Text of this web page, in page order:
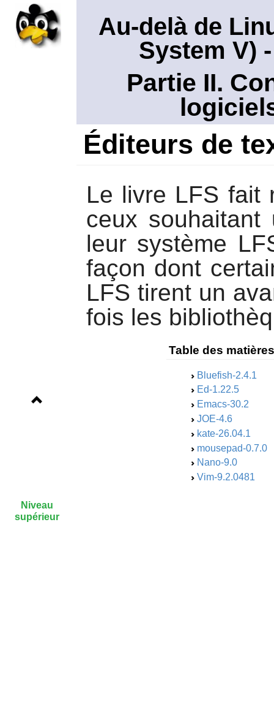
Au-delà de
System V)
Partie II.
Éditeurs de
Le livre LFS fait
ceux souhaitant
leur système
façon dont
LFS tirent un
fois les
Table des
Bluefish-2.4.1
Ed-1.22.5
Emacs-30.2
JOE-4.6
kate-26.04.1
mousepad-0.7.0
Nano-9.0
Vim-9.2.0481
Niveau
supérieur